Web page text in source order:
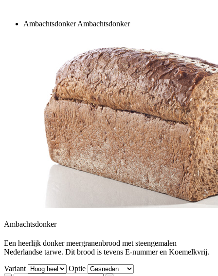
Ambachtsdonker Ambachtsdonker
Ambachtsdonker
Een heerlijk donker meergranenbrood met steengemalen
Nederlandse tarwe. Dit brood is tevens E-nummer en Koemelkvrij.
Variant
Optie